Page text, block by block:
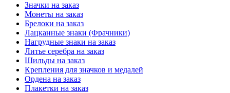
Значки на заказ
Монеты на заказ
Брелоки на заказ
Лацканные знаки (Фрачники)
Нагрудные знаки на заказ
Литье серебра на заказ
Шильды на заказ
Крепления для значков и медалей
Ордена на заказ
Плакетки на заказ